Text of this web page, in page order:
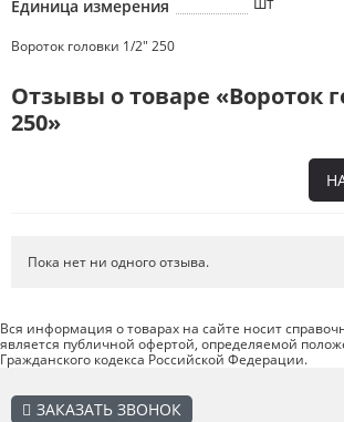
Единица измерения
Вороток головки 1/2" 250
Отзывы о товаре «Вороток
250»
не ошиблись в своем выборе.
Доставка. Как был упакован товар? Доставили ли
оговоренный срок?
Товар . Качественный? Какие его плюсы и минусы?
Пока нет ни одного отзыва.
Вся информация о товарах на сайте носит
является публичной офертой, определяемой
Гражданского кодекса Российской Федерации.
ЗАКАЗАТЬ ЗВОНОК